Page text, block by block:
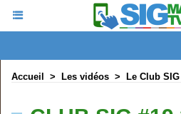
Accueil > Les vidéos > Le Club SIG